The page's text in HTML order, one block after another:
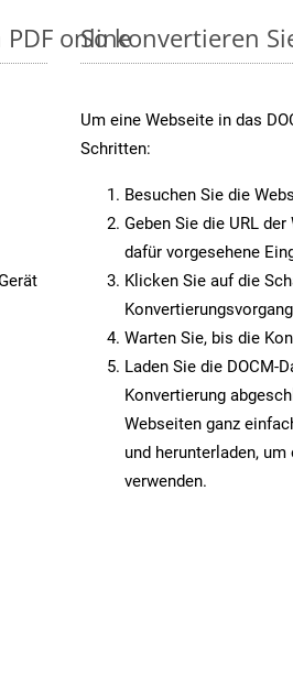
online
So konvertieren
Um eine Webseite in das
Schritten:
Besuchen Sie die
Geben Sie die URL
dafür vorgesehene
Klicken Sie auf die
Warten Sie, bis die
Laden Sie die DOCM-
Konvertierung
Webseiten ganz
und herunterladen,
verwenden.